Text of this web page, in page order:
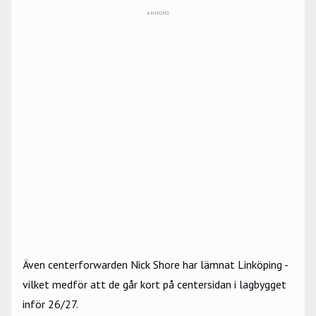
ANNONS
Även centerforwarden Nick Shore har lämnat Linköping -
vilket medför att de går kort på centersidan i lagbygget
inför 26/27.